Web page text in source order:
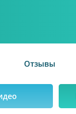
Отзывы